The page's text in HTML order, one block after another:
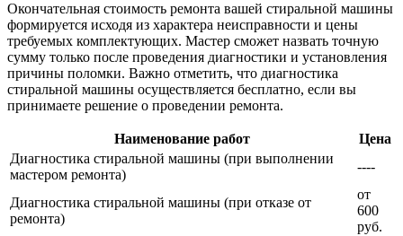
Окончательная стоимость ремонта вашей стиральной машины
формируется исходя из характера неисправности и цены
требуемых комплектующих. Мастер сможет назвать точную
сумму только после проведения диагностики и установления
причины поломки. Важно отметить, что диагностика
стиральной машины осуществляется бесплатно, если вы
принимаете решение о проведении ремонта.
Наименование работ
Цена
Диагностика стиральной машины (при выполнении
мастером ремонта)
----
Диагностика стиральной машины (при отказе от
ремонта)
от
600
руб.